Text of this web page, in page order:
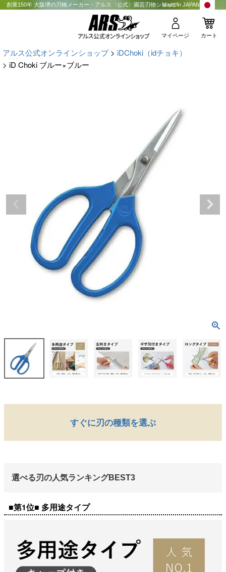
創業150年 大阪堺の刃物メーカー・アルス〈公式〉園芸刃物ショップMade in JAPAN
マイページ カート
アルス公式オンラインショップ
iDChoki（idチョキ）
iD Choki ブルー×ブルー
すぐに刃の種類を選ぶ
選べる刃の人気ランキングBEST3
■第1位■ 多用途タイプ